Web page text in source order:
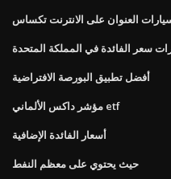
العنوان على الانترنت تكساس
سعر الفائدة في المملكة المتحدة
أفضل تطبيق البورصة الافتراضية
مؤشر داكس الألماني etf
أسعار الفائدة الإضافية
حيث يحتوي على معظم النفط